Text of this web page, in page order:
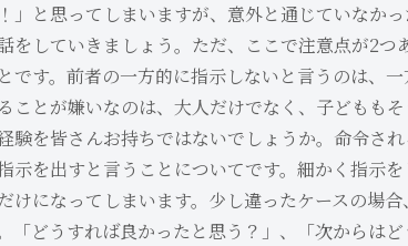
」と思ってしまいますが、意外と通じていなか
をしていきましょう。ただ、ここで注意点が2
です。前者の一方的に指示しないと言うのは、
ことが嫌いなのは、大人だけでなく、子どもも
験を皆さんお持ちではないでしょうか。命令さ
示を出すと言うことについてです。細かく指示
けになってしまいます。少し違ったケースの場
「どうすれば良かったと思う？」、「次からは